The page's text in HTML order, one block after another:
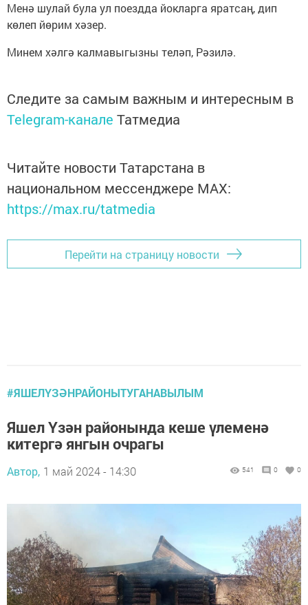
Менә шулай була ул поездда йокларга яратсаң, дип
көлеп йөрим хәзер.
Минем хәлгә калмавыгызны теләп, Рәзилә.
Следите за самым важным и интересным в
Telegram-канале Татмедиа
Читайте новости Татарстана в
национальном мессенджере MАХ:
https://max.ru/tatmedia
Перейти на страницу новости
#ЯШЕЛҮЗӘНРАЙОНЫТУГАНАВЫЛЫМ
Яшел Үзән районында кеше үлеменә
китергә янгын очрагы
Автор, 1 май 2024 - 14:30 541 0 0